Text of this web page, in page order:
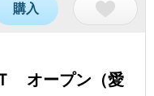
購入
オープン（愛